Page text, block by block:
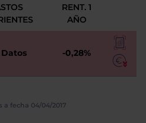
RENT. 1
AÑO
-0,28%
fecha 04/04/2017